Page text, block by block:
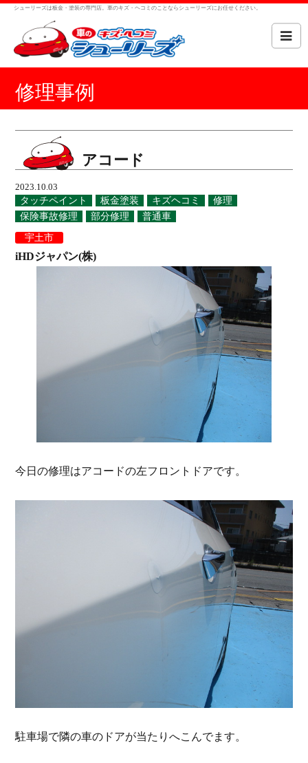
シューリーズは板金・塗装の専門店。車のキズ・ヘコミのことならシューリーズにお任せください。
修理事例
アコード
2023.10.03
タッチペイント 板金塗装 キズヘコミ
修理
保険事故修理
部分修理 普通車
宇土市
iHDジャパン(株)
今日の修理はアコードの左フロントドアです。
駐車場で隣の車のドアが当たりへこんでます。